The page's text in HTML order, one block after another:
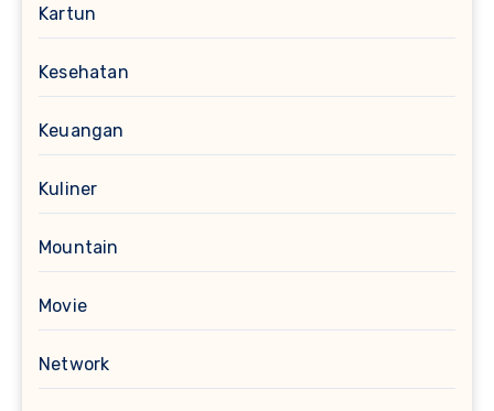
Kartun
Kesehatan
Keuangan
Kuliner
Mountain
Movie
Network